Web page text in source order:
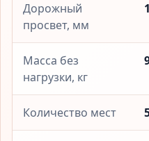
Дорожный
просвет, мм
Масса без
нагрузки, кг
Количество мест